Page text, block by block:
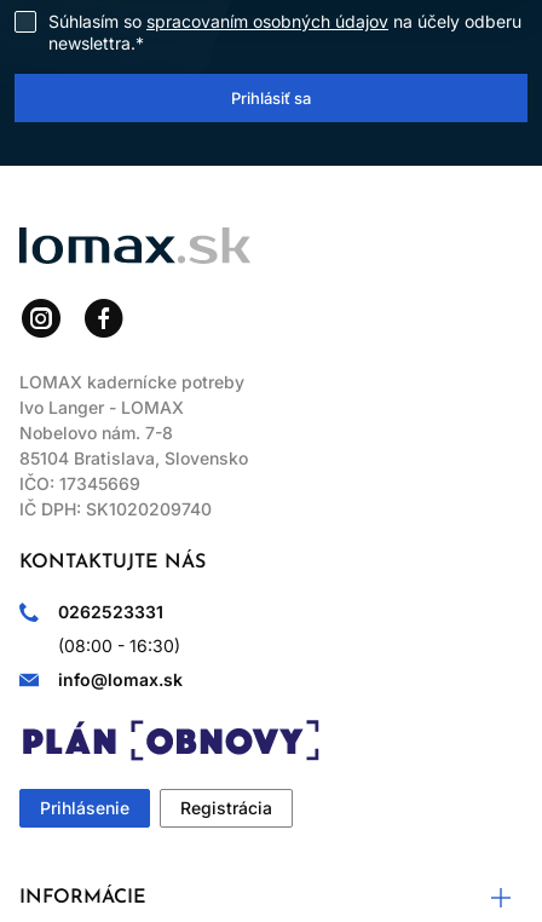
Súhlasím so spracovaním osobných údajov na účely odberu
newslettra.*
Prihlásiť sa
LOMAX
LOMAX kadernícke potreby
Ivo Langer - LOMAX
Nobelovo nám. 7-8
85104 Bratislava, Slovensko
IČO: 17345669
IČ DPH: SK1020209740
KONTAKTUJTE NÁS
0262523331
(08:00 - 16:30)
info@lomax.sk
Prihlásenie Registrácia
INFORMÁCIE